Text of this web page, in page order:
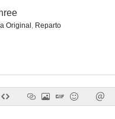
Original , Reparto